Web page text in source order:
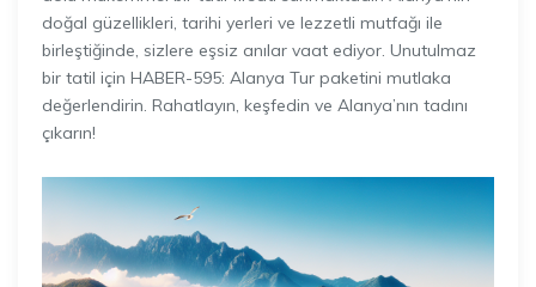
doğal güzellikleri, tarihi yerleri ve lezzetli mutfağı ile
birleştiğinde, sizlere eşsiz anılar vaat ediyor. Unutulmaz
bir tatil için HABER-595: Alanya Tur paketini mutlaka
değerlendirin. Rahatlayın, keşfedin ve Alanya’nın tadını
çıkarın!